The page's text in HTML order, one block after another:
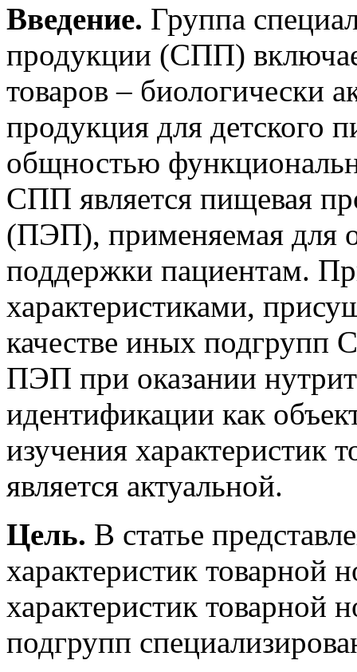
Введение. Группа
продукции (СПП)
товаров – биологически
продукция для детского
общностью
СПП является пищевая
(ПЭП), применяемая для
поддержки пациентам.
характеристиками,
качестве иных подгрупп
ПЭП при оказании
идентификации как
изучения
является актуальной.
Цель. В статье
характеристик
характеристик
подгрупп